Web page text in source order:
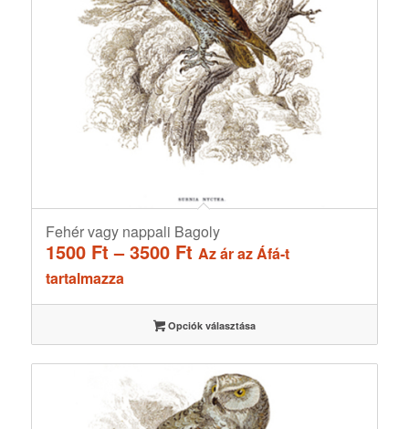
Fehér vagy nappali Bagoly
1500 Ft – 3500 FtÁrtartomány:
3500 Ft
Az ár az Áfá-t
tartalmazza
Opciók választása